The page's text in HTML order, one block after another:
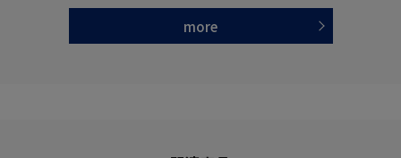
more